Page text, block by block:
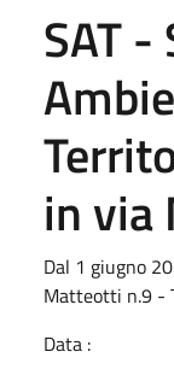
SAT -
in
Dal 1 giugno
Matteotti n.9 -
Data :